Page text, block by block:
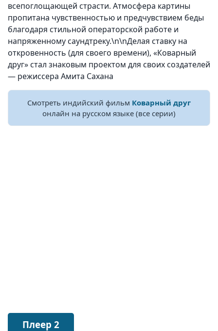
всепоглощающей страсти. Атмосфера картины
пропитана чувственностью и предчувствием беды
благодаря стильной операторской работе и
напряженному саундтреку.\n\nДелая ставку на
откровенность (для своего времени), «Коварный
друг» стал знаковым проектом для своих создателей
— режиссера Амита Сахана
Смотреть индийский фильм Коварный друг
онлайн на русском языке (все серии)
Плеер 2